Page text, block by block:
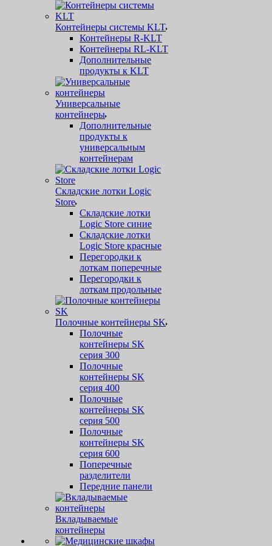
Контейнеры системы KLT
Контейнеры R-KLT
Контейнеры RL-KLT
Дополнительные
продукты к KLT
Универсальные
контейнеры
Дополнительные
продукты к
универсальным
контейнерам
Складские лотки Logic
Store
Складские лотки
Logic Store синие
Складские лотки
Logic Store красные
Перегородки к
лоткам поперечные
Перегородки к
лоткам продольные
Полочные контейнеры SK
Полочные
контейнеры SK
серия 300
Полочные
контейнеры SK
серия 400
Полочные
контейнеры SK
серия 500
Полочные
контейнеры SK
серия 600
Поперечные
разделители
Передние панели
Вкладываемые
контейнеры